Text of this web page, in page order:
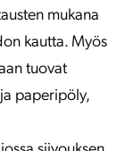
mukana
kautta. Myös
tuovat
paperipöly,